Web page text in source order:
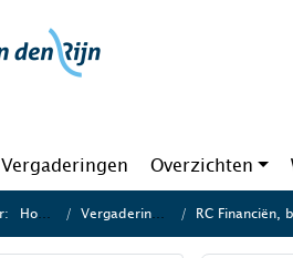
Vergaderingen Overzichten
Home Vergaderingen RC Financiën,